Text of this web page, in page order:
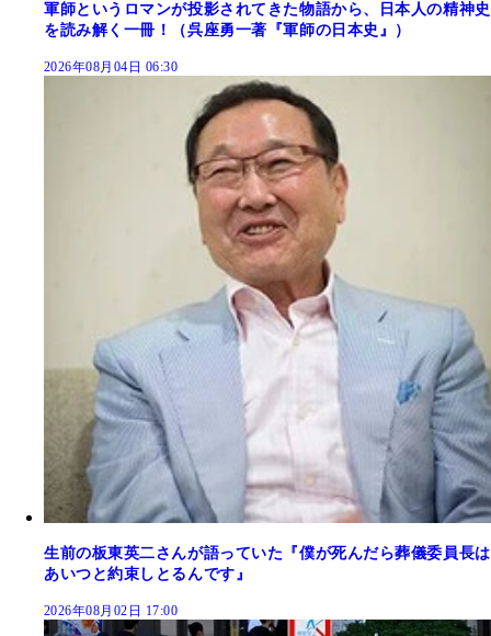
軍師というロマンが投影されてきた物語から、日本人の精神史
を読み解く一冊！（呉座勇一著『軍師の日本史』）
2026年08月04日 06:30
生前の板東英二さんが語っていた『僕が死んだら葬儀委員長は
あいつと約束しとるんです』
2026年08月02日 17:00